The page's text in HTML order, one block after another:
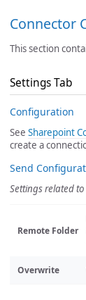
Connector
This section
Settings Tab
Configuration
See Sharepoint
create a
Send
Settings related
Remote Folder
Overwrite